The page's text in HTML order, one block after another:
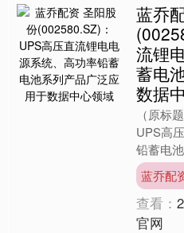
蓝乔
流锂
蓄电
数据
（原标
UPS高
铅蓄电
领域）
股份
蓝乔配
查看：
官网